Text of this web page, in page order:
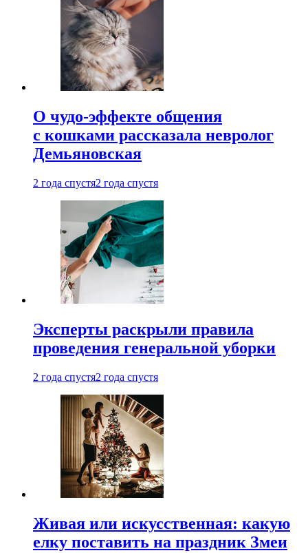
О чудо-эффекте общения
с кошками рассказала невролог
Демьяновская
2 года спустя2 года спустя
Эксперты раскрыли правила
проведения генеральной уборки
2 года спустя2 года спустя
Живая или искусственная: какую
елку поставить на праздник Змеи